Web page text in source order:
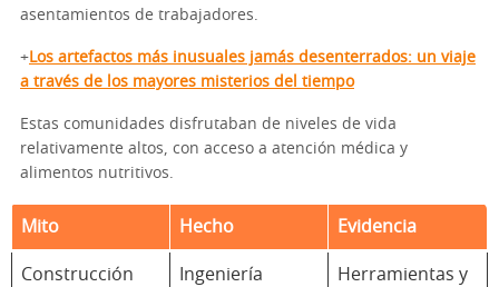
asentamientos de trabajadores.
+ Los artefactos más inusuales jamás desenterrados: un viaje
a través de los mayores misterios del tiempo
Estas comunidades disfrutaban de niveles de vida
relativamente altos, con acceso a atención médica y
alimentos nutritivos.
Mito Hecho Evidencia
Construcción
Ingeniería
Herramientas y